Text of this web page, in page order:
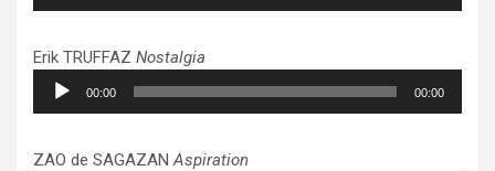
Erik TRUFFAZ Nostalgia
Lecteur
audio
00:00 00:00
ZAO de SAGAZANAspiration